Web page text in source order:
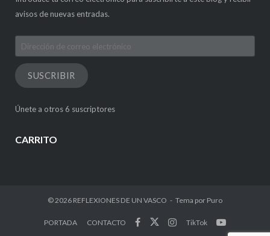
avisos de nuevas entradas.
Dirección
de
correo
electrónico
SUSCRIBIR
Únete a otros 6 suscriptores
CARRITO
© 2026 REFLEXIONES DE UN VASCO Tema por Puro
PORTADA CONTACTO TikTok